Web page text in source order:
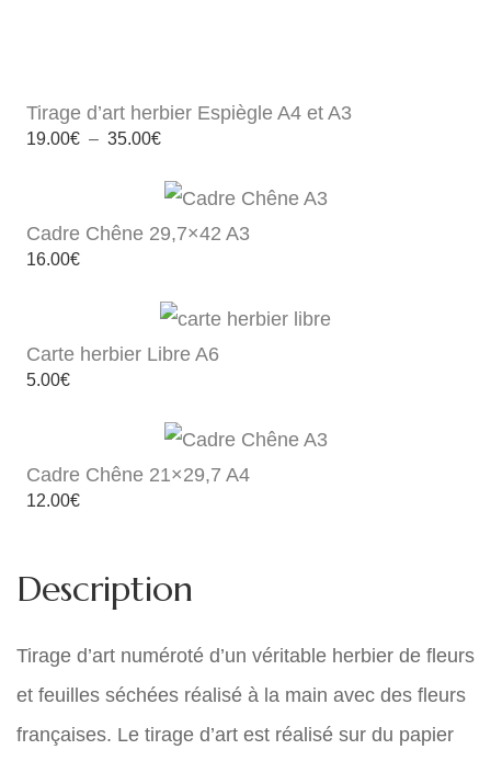
Tirage d’art herbier Espiègle A4 et A3
19.00€ – 35.00€Plage
19.00€
35.00€
Cadre Chêne 29,7×42 A3
16.00€
Carte herbier Libre A6
5.00€
Cadre Chêne 21×29,7 A4
12.00€
Description
Tirage d’art numéroté d’un véritable herbier de fleurs
et feuilles séchées réalisé à la main avec des fleurs
françaises. Le tirage d’art est réalisé sur du papier